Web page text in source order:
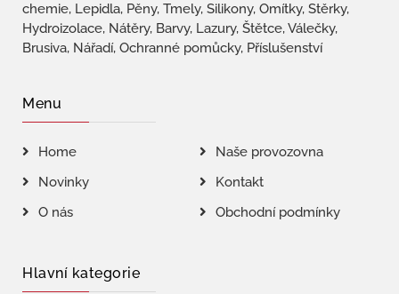
chemie, Lepidla, Pěny, Tmely, Silikony, Omítky, Stěrky,
Hydroizolace, Nátěry, Barvy, Lazury, Štětce, Válečky,
Brusiva, Nářadí, Ochranné pomůcky, Příslušenství
Menu
Home
Naše provozovna
Novinky
Kontakt
O nás
Obchodní podmínky
Hlavní kategorie